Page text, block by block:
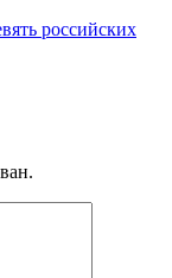
российских